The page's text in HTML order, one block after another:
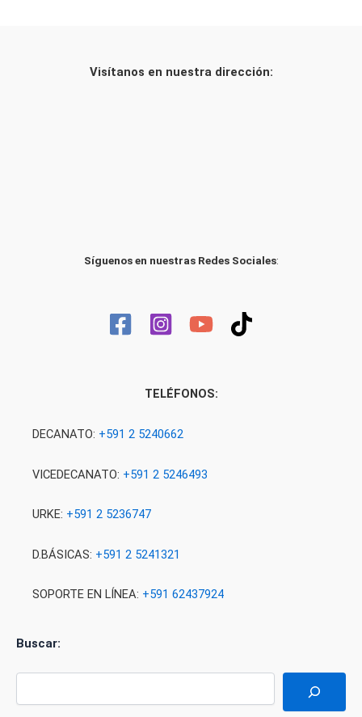
Visítanos en nuestra dirección:
Síguenos en nuestras Redes Sociales:
TELÉFONOS:
DECANATO: +591 2 5240662
VICEDECANATO: +591 2 5246493
URKE: +591 2 5236747
D.BÁSICAS: +591 2 5241321
SOPORTE EN LÍNEA: +591 62437924
Buscar: